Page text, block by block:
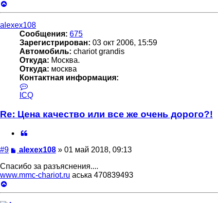
к
началу
alexex108
Сообщения: 675
Зарегистрирован: 03 окт 2006, 15:59
Автомобиль: chariot grandis
Откуда: Москва.
Откуда: москва
Контактная информация:
информация
alexex108
ICQ
Re: Цена качество или все же очень дорого?!
#9 Сообщение
alexex108» 01 май 2018, 09:13
Спасибо за разъяснения....
www.mmc-chariot.ru аська 470839493
к
началу